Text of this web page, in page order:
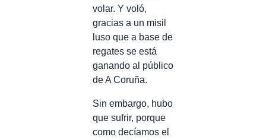
volar. Y voló,
gracias a un misil
luso que a base de
regates se está
ganando al público
de A Coruña.
Sin embargo, hubo
que sufrir, porque
como decíamos el